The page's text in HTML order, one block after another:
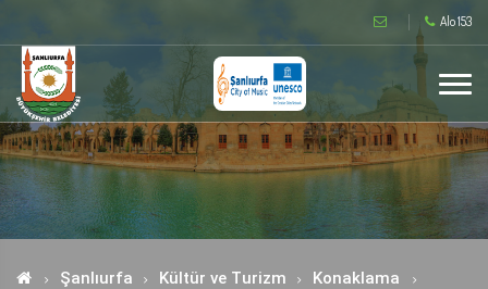
Alo 153
Şanlıurfa Kültür ve Turizm
Konaklama